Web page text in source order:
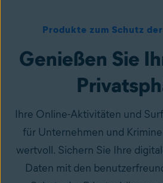
Produkte zum Schutz
Genießen Sie
Ihre Online-Aktivitäten und
für Unternehmen und
wertvoll. Sichern Sie Ihre
Daten mit den